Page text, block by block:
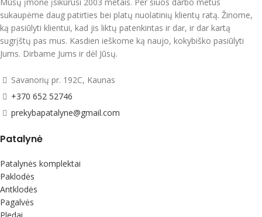
sukaupėme daug patirties bei platų nuolatinių klientų ratą. Žinome,
ką pasiūlyti klientui, kad jis liktų patenkintas ir dar, ir dar kartą
sugrįštų pas mus. Kasdien ieškome ką naujo, kokybiško pasiūlyti
Jums. Dirbame Jums ir dėl Jūsų.
Savanorių pr. 192C, Kaunas
+370 652 52746
prekybapatalyne@gmail.com
Patalynė
Patalynės komplektai
Paklodės
Antklodės
Pagalvės